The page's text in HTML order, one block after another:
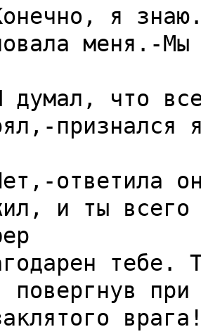
меня.-Мы
признался
и ты всего
повергнув при